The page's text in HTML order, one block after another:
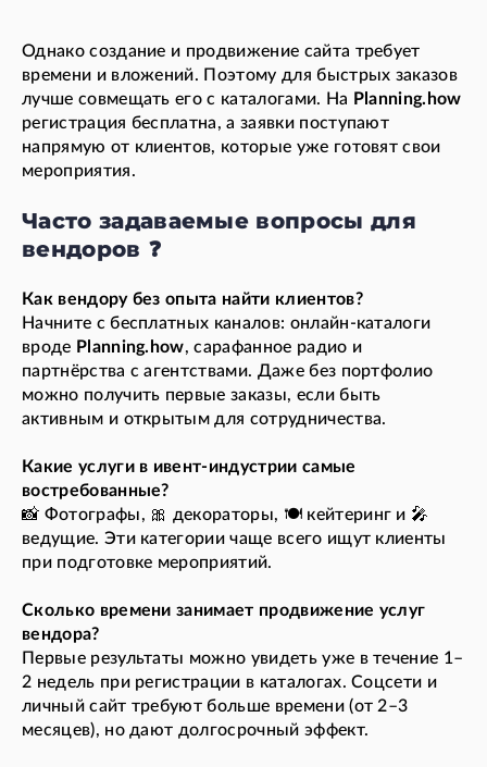
Однако создание и продвижение сайта требует
времени и вложений. Поэтому для быстрых заказов
лучше совмещать его с каталогами. На Planning.how
регистрация бесплатна, а заявки поступают
напрямую от клиентов, которые уже готовят свои
мероприятия.
Часто задаваемые вопросы для
вендоров ❓
Как вендору без опыта найти клиентов?
Начните с бесплатных каналов: онлайн-каталоги
вроде Planning.how, сарафанное радио и
партнёрства с агентствами. Даже без портфолио
можно получить первые заказы, если быть
активным и открытым для сотрудничества.
Какие услуги в ивент-индустрии самые
востребованные?
📸 Фотографы, 🎀 декораторы, 🍽️ кейтеринг и 🎤
ведущие. Эти категории чаще всего ищут клиенты
при подготовке мероприятий.
Сколько времени занимает продвижение услуг
вендора?
Первые результаты можно увидеть уже в течение 1–
2 недель при регистрации в каталогах. Соцсети и
личный сайт требуют больше времени (от 2–3
месяцев), но дают долгосрочный эффект.